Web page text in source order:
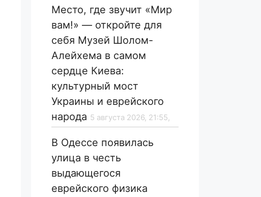
Место, где звучит «Мир
вам!» — откройте для
себя Музей Шолом-
Алейхема в самом
сердце Киева:
культурный мост
Украины и еврейского
народа 5 августа 2026, 21:55,
В Одессе появилась
улица в честь
выдающегося
еврейского физика